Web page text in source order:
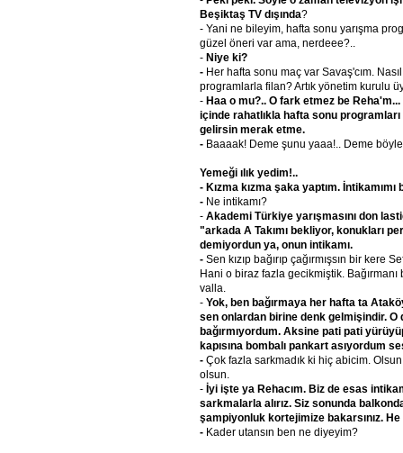
Beşiktaş TV dışında?
- Yani ne bileyim, hafta sonu yarışma
güzel öneri var ama, nerdeee?..
- Niye ki?
- Her hafta sonu maç var Savaş'cım. Nasıl
programlarla filan? Artık yönetim kurulu
- Haa o mu?.. O fark etmez be Reha'm...
içinde rahatlıkla hafta sonu
gelirsin merak etme.
- Baaaak! Deme şunu yaaa!.. Deme böyle
Yemeği ılık yedim!..
- Kızma kızma şaka yaptım.
- Ne intikamı?
- Akademi Türkiye yarışmasını don
"arkada A Takımı bekliyor, konukları
demiyordun ya, onun intikamı.
- Sen kızıp bağırıp çağırmışsın bir kere
Hani o biraz fazla gecikmiştik.
valla.
- Yok, ben bağırmaya her hafta ta
sen onlardan birine denk gelmişindir. O
bağırmıyordum. Aksine pati pati
kapısına bombalı pankart asıyordum
- Çok fazla sarkmadık ki hiç abicim.
olsun.
- İyi işte ya Rehacım. Biz de esas
sarkmalarla alırız. Siz sonunda
şampiyonluk kortejimize bakarsınız. He
- Kader utansın ben ne diyeyim?